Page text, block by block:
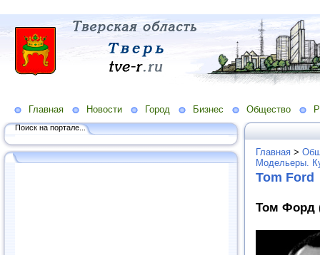
Главная Новости Город Бизнес Общество
Поиск на портале...
Главная >
Модельеры.
Tom Ford
Том Форд